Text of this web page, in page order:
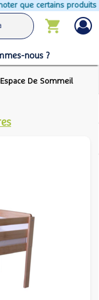
produits ne
nous ?
Espace De Sommeil